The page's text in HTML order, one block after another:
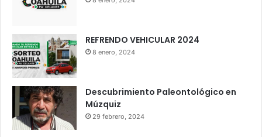
REFRENDO VEHICULAR 2024
8 enero, 2024
Descubrimiento Paleontológico en
Múzquiz
29 febrero, 2024